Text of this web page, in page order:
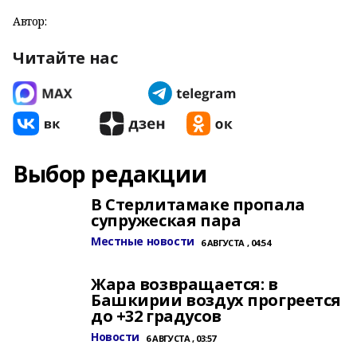
Автор:
Читайте нас
Выбор редакции
В Стерлитамаке пропала
супружеская пара
Местные новости 6 АВГУСТА , 04:54
Жара возвращается: в
Башкирии воздух прогреется
до +32 градусов
Новости 6 АВГУСТА , 03:57